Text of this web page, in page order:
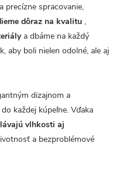
precízne spracovanie,
dôraz na kvalitu ,
a dbáme na každý
aby boli nielen odolné, ale aj
dizajnom a
každej kúpeľne. Vďaka
vlhkosti aj
a bezproblémové